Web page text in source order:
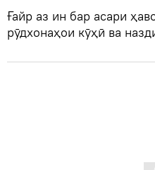
Ғайр аз ин бар асари
рӯдхонаҳои кӯҳӣ ва